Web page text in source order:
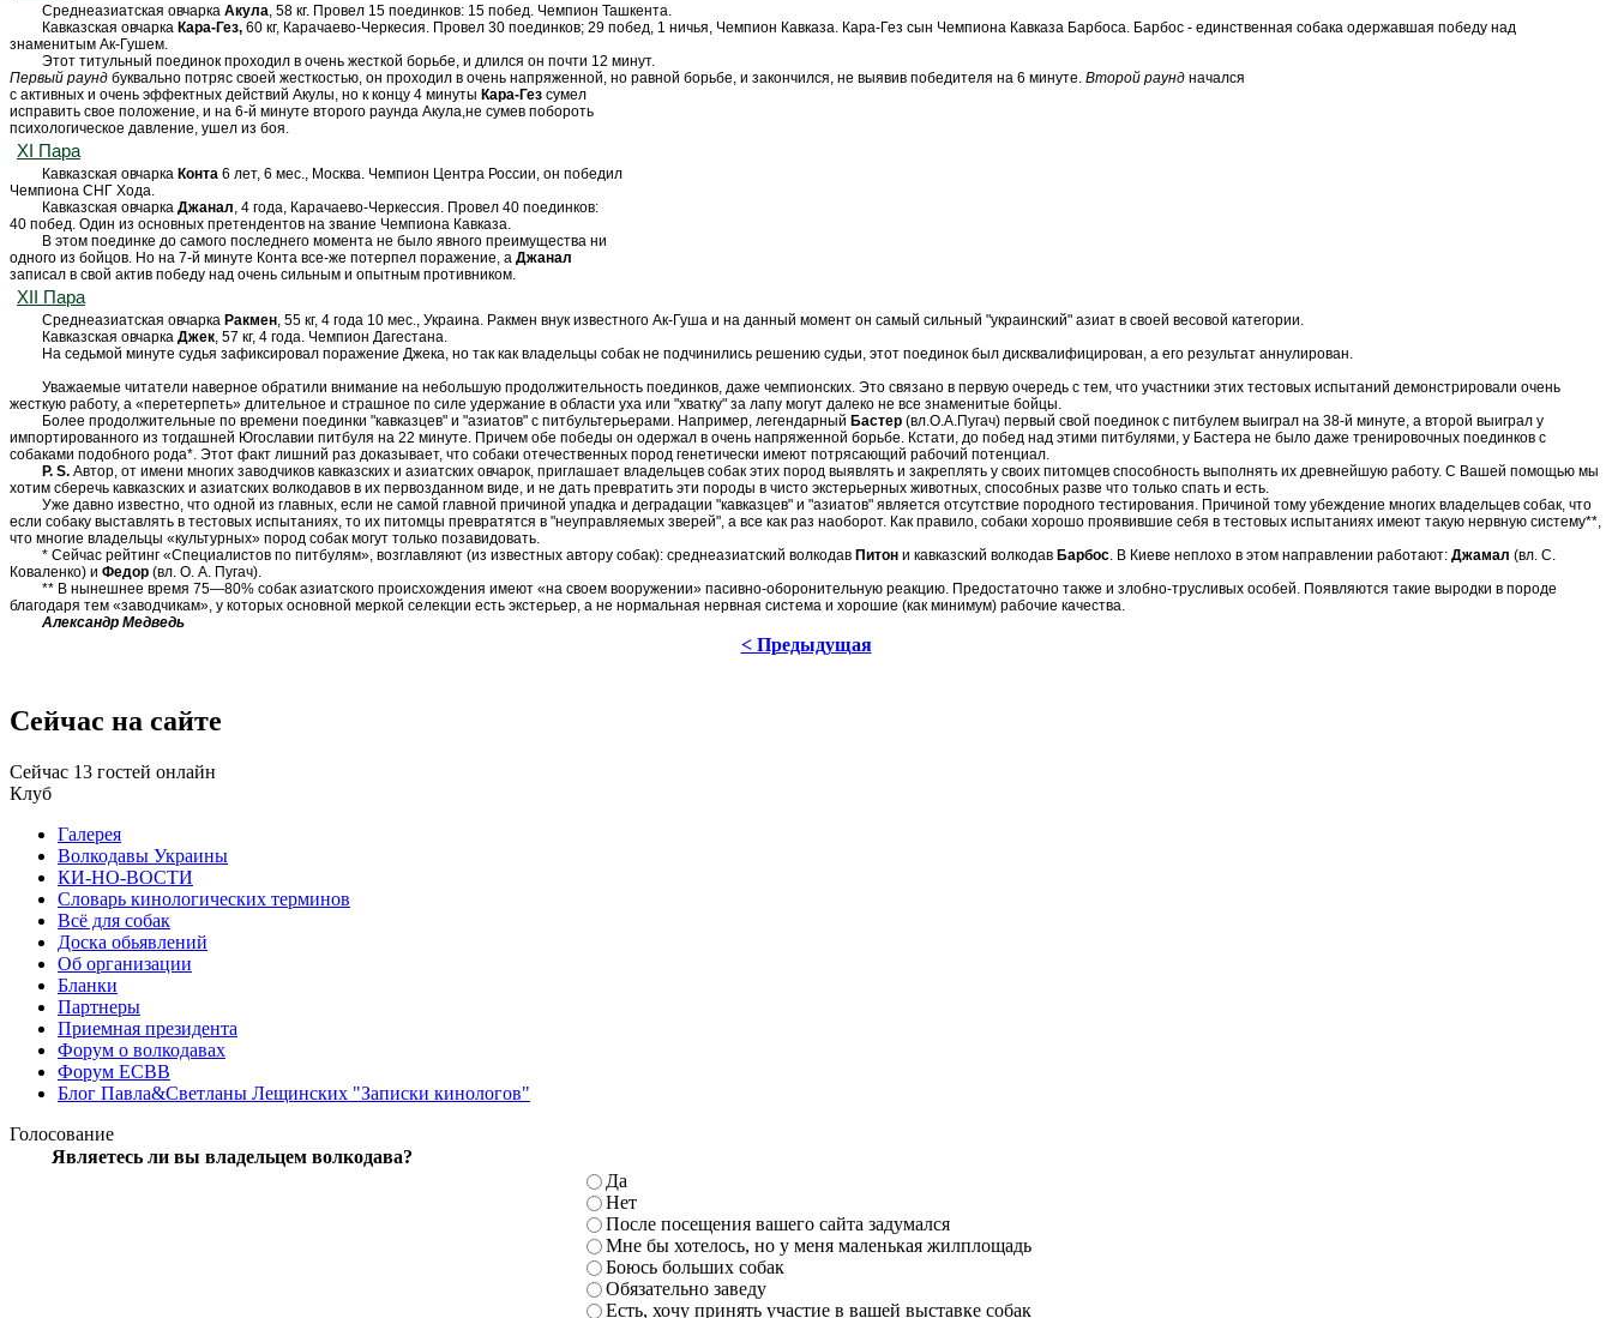
Среднеазиатская овчарка Акула , 58 кг. Провел 15 поединков: 15 побед. Чемпион Ташкента.
Кавказская овчарка Кара-Гез,60 кг, Карачаево-Черкесия. Провел 30 поединков; 29 побед, 1 ничья, Чемпион Кавказа. Кара-Гез сын Чемпиона Кавказа Барбоса. Барбос - единственная собака одержавшая победу над
знаменитым Ак-Гушем.
Этот титульный поединок проходил в очень жесткой борьбе, и длился он почти 12 минут.
Первый раунд буквально потряс своей жесткостью, он проходил в очень напряженной, но равной борьбе, и закончился, не выявив победителя на 6 минуте. Второй раунд начался
с активных и очень эффектных действий Акулы, но к концу 4 минуты Кара-Гез сумел
исправить свое положение, и на 6-й минуте второго раунда Акула,не сумев побороть
психологическое давление, ушел из боя.
XI Пара
Кавказская овчарка Конта 6 лет, 6 мес., Москва. Чемпион Центра России, он победил
Чемпиона СНГ Хода.
Кавказская овчарка Джанал , 4 года, Карачаево-Черкессия. Провел 40 поединков:
40 побед. Один из основных претендентов на звание Чемпиона Кавказа.
В этом поединке до самого последнего момента не было явного преимущества ни
одного из бойцов. Но на 7-й минуте Конта все-же потерпел поражение, а Джанал
записал в свой актив победу над очень сильным и опытным противником.
XII Пара
Среднеазиатская овчарка Ракмен, 55 кг, 4 года 10 мес., Украина. Ракмен внук известного Ак-Гуша и на данный момент он самый сильный "украинский" азиат в своей весовой категории.
Кавказская овчарка Джек, 57 кг, 4 года. Чемпион Дагестана.
На седьмой минуте судья зафиксировал поражение Джека, но так как владельцы собак не подчинились решению судьи, этот поединок был дисквалифицирован, а его результат аннулирован.
Уважаемые читатели наверное обратили внимание на небольшую продолжительность поединков, даже чемпионских. Это связано в первую очередь с тем, что участники этих тестовых испытаний демонстрировали очень
жесткую работу, а «перетерпеть» длительное и страшное по силе удержание в области уха или "хватку" за лапу могут далеко не все знаменитые бойцы.
Более продолжительные по времени поединки "кавказцев" и "азиатов" с питбультерьерами. Например, легендарный Бастер (вл.О.А.Пугач) первый свой поединок с питбулем выиграл на 38-й минуте, а второй выиграл у
импортированного из тогдашней Югославии питбуля на 22 минуте. Причем обе победы он одержал в очень напряженной борьбе. Кстати, до побед над этими питбулями, у Бастера не было даже тренировочных поединков с
собаками подобного рода*. Этот факт лишний раз доказывает, что собаки отечественных пород генетически имеют потрясающий рабочий потенциал.
P. S.Автор, от имени многих заводчиков кавказских и азиатских овчарок, приглашает владельцев собак этих пород выявлять и закреплять у своих питомцев способность выполнять их древнейшую работу. С Вашей помощью мы
хотим сберечь кавказских и азиатских волкодавов в их первозданном виде, и не дать превратить эти породы в чисто экстерьерных животных, способных разве что только спать и есть.
Уже давно известно, что одной из главных, если не самой главной причиной упадка и деградации "кавказцев" и "азиатов" является отсутствие породного тестирования. Причиной тому убеждение многих владельцев собак, что
если собаку выставлять в тестовых испытаниях, то их питомцы превратятся в "неуправляемых зверей", а все как раз наоборот. Как правило, собаки хорошо проявившие себя в тестовых испытаниях имеют такую нервную систему**,
что многие владельцы «культурных» пород собак могут только позавидовать.
* Сейчас рейтинг «Специалистов по питбулям», возглавляют (из известных автору собак): среднеазиатский волкодав Питон и кавказский волкодав Барбос. В Киеве неплохо в этом направлении работают: Джамал (вл. С.
Коваленко) и Федор (вл. О. А. Пугач).
** В нынешнее время 75—80% собак азиатского происхождения имеют «на своем вооружении» пасивно-оборонительную реакцию. Предостаточно также и злобно-трусливых особей. Появляются такие выродки в породе
благодаря тем «заводчикам», у которых основной меркой селекции есть экстерьер, а не нормальная нервная система и хорошие (как минимум) рабочие качества.
Александр Медведь
< Предыдущая
Сейчас на сайте
Сейчас 13 гостей онлайн
Клуб
Галерея
Волкодавы Украины
КИ-НО-ВОСТИ
Словарь кинологических терминов
Всё для собак
Доска обьявлений
Об организации
Бланки
Партнеры
Приемная президента
Форум о волкодавах
Форум ЕСВВ
Блог Павла&Светланы Лещинских "Записки кинологов"
Голосование
Являетесь ли вы владельцем волкодава?
Да
Нет
После посещения вашего сайта задумался
Мне бы хотелось, но у меня маленькая жилплощадь
Боюсь больших собак
Обязательно заведу
Есть, хочу принять участие в вашей выставке собак